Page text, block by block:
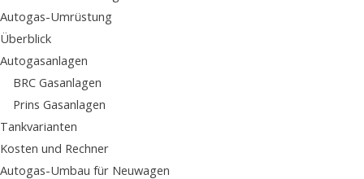
Autogas-Umrüstung
Überblick
Autogasanlagen
BRC Gasanlagen
Prins Gasanlagen
Tankvarianten
Kosten und Rechner
Autogas-Umbau für Neuwagen